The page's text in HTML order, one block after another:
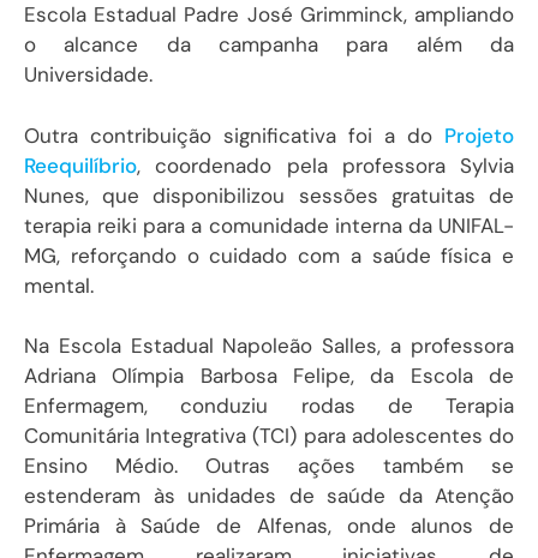
Escola Estadual Padre José Grimminck, ampliando
o alcance da campanha para além da
Universidade.
Outra contribuição significativa foi a do Projeto
Reequilíbrio, coordenado pela professora Sylvia
Nunes, que disponibilizou sessões gratuitas de
terapia reiki para a comunidade interna da UNIFAL-
MG, reforçando o cuidado com a saúde física e
mental.
Na Escola Estadual Napoleão Salles, a professora
Adriana Olímpia Barbosa Felipe, da Escola de
Enfermagem, conduziu rodas de Terapia
Comunitária Integrativa (TCI) para adolescentes do
Ensino Médio. Outras ações também se
estenderam às unidades de saúde da Atenção
Primária à Saúde de Alfenas, onde alunos de